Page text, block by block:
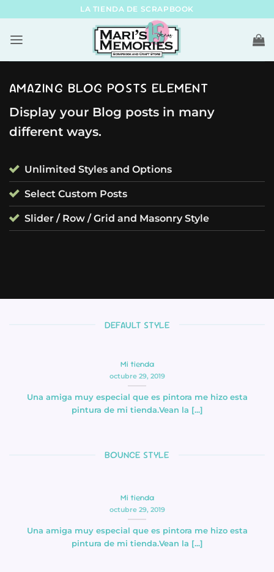
to
content
LA TIENDA DE SCRAPBOOK
AMAZING BLOG POSTS ELEMENT
Display your Blog posts in many
different ways.
Unlimited Styles and Options
Select Custom Posts
Slider / Row / Grid and Masonry Style
DEFAULT STYLE
Mi tienda
octubre 29, 2019
Una amiga muy especial que es pintora me hizo esta
pintura de mi tienda.Vean la [...]
BOUNCE STYLE
Mi tienda
octubre 29, 2019
Una amiga muy especial que es pintora me hizo esta
pintura de mi tienda.Vean la [...]